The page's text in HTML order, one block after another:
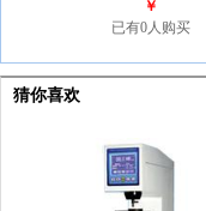
￥
已有0人购买
猜你喜欢